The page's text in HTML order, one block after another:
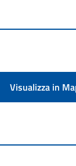
Visualizza in